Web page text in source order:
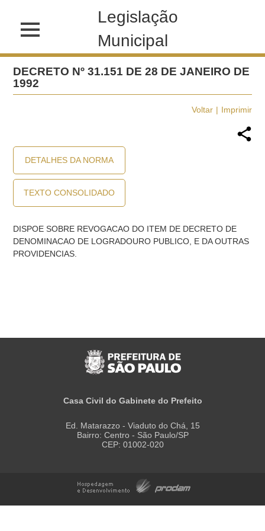
Legislação
Municipal
DECRETO Nº 31.151 DE 28 DE JANEIRO DE
1992
Voltar Imprimir
DETALHES DA NORMA
TEXTO CONSOLIDADO
DISPOE SOBRE REVOGACAO DO ITEM DE DECRETO DE
DENOMINACAO DE LOGRADOURO PUBLICO, E DA OUTRAS
PROVIDENCIAS.
Casa Civil do Gabinete do Prefeito
Ed. Matarazzo - Viaduto do Chá, 15
Bairro: Centro - São Paulo/SP
CEP: 01002-020